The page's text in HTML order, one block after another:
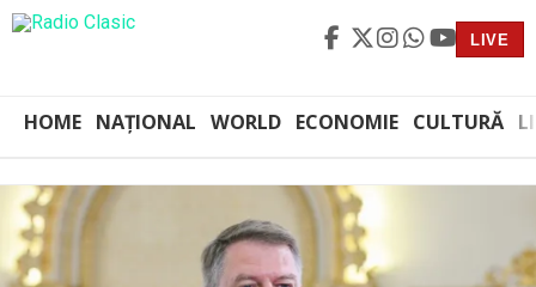
LIVE
HOME NAȚIONAL WORLD ECONOMIE CULTURĂ